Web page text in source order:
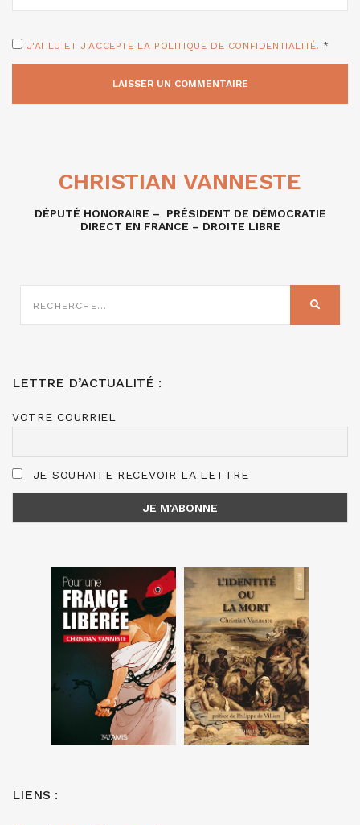
J'AI LU ET J'ACCEPTE LA POLITIQUE DE CONFIDENTIALITÉ. *
CHRISTIAN VANNESTE
DÉPUTÉ HONORAIRE – PRÉSIDENT DE DÉMOCRATIE
DIRECT EN FRANCE – DROITE LIBRE
SUR
LETTRE D’ACTUALITÉ :
VOTRE COURRIEL
JE SOUHAITE RECEVOIR LA LETTRE
LIENS :